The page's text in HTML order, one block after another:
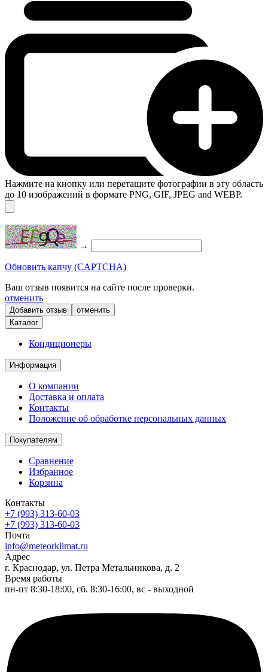
Нажмите на кнопку или перетащите фотографии в эту область
до 10 изображений в формате PNG, GIF, JPEG and WEBP.
→
Обновить капчу (CAPTCHA)
Ваш отзыв появится на сайте после проверки.
отменить
отменить
Каталог
Кондиционеры
Информация
О компании
Доставка и оплата
Контакты
Положение об обработке персональных данных
Покупателям
Сравнение
Избранное
Корзина
Контакты
+7 (993) 313-60-03
+7 (993) 313-60-03
Почта
info@meteorklimat.ru
Адрес
г. Краснодар, ул. Петра Метальникова, д. 2
Время работы
пн-пт 8:30-18:00, сб. 8:30-16:00, вс - выходной